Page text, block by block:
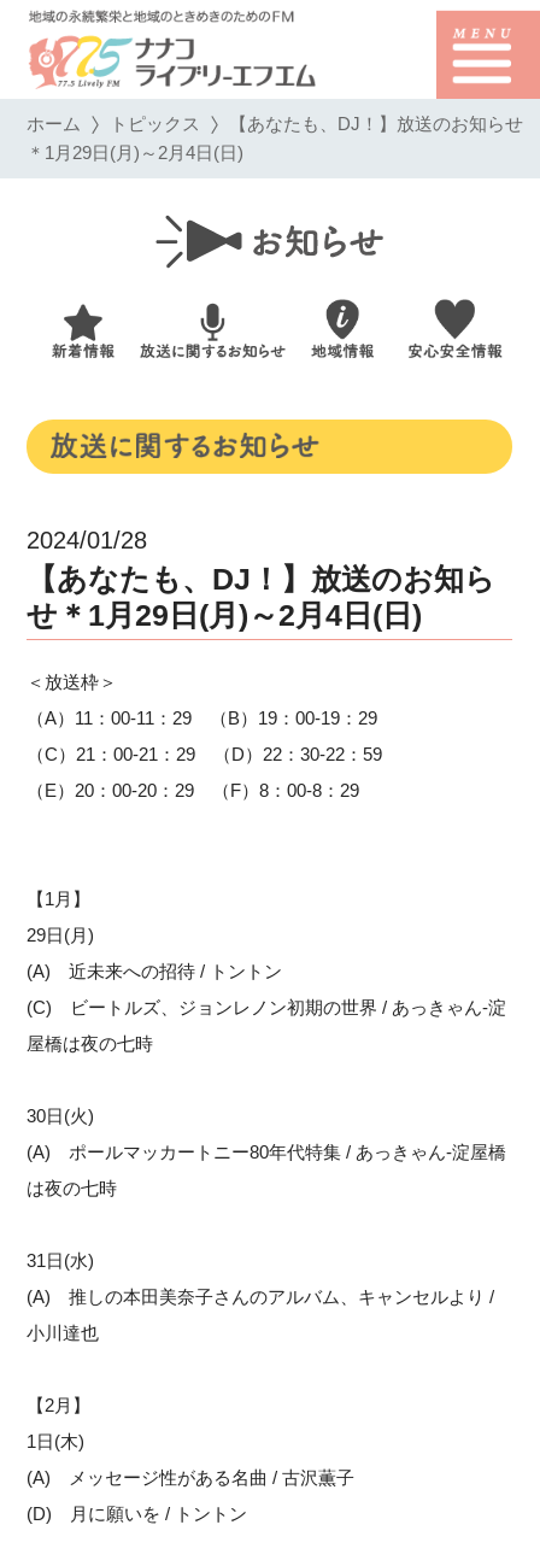
ホーム トピックス 【あなたも、DJ！】放送のお知らせ
＊1月29日(月)～2月4日(日)
2024/01/28
【あなたも、DJ！】放送のお知ら
せ＊1月29日(月)～2月4日(日)
＜放送枠＞
（A）11：00-11：29 （B）19：00-19：29
（C）21：00-21：29 （D）22：30-22：59
（E）20：00-20：29 （F）8：00-8：29
【1月】
29日(月)
(A) 近未来への招待 / トントン
(C) ビートルズ、ジョンレノン初期の世界 / あっきゃん-淀
屋橋は夜の七時
30日(火)
(A) ポールマッカートニー80年代特集 / あっきゃん-淀屋橋
は夜の七時
31日(水)
(A) 推しの本田美奈子さんのアルバム、キャンセルより /
小川達也
【2月】
1日(木)
(A) メッセージ性がある名曲 / 古沢薫子
(D) 月に願いを / トントン